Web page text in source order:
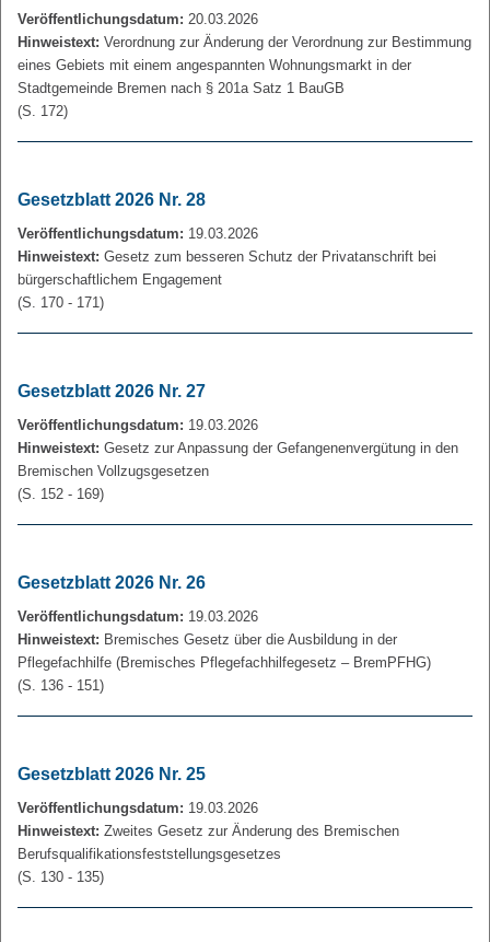
Veröffentlichungsdatum: 20.03.2026
Hinweistext: Verordnung zur Änderung der Verordnung zur Bestimmung
eines Gebiets mit einem angespannten Wohnungsmarkt in der
Stadtgemeinde Bremen nach § 201a Satz 1 BauGB
(S. 172)
Gesetzblatt 2026 Nr. 28
Veröffentlichungsdatum: 19.03.2026
Hinweistext: Gesetz zum besseren Schutz der Privatanschrift bei
bürgerschaftlichem Engagement
(S. 170 - 171)
Gesetzblatt 2026 Nr. 27
Veröffentlichungsdatum: 19.03.2026
Hinweistext: Gesetz zur Anpassung der Gefangenenvergütung in den
Bremischen Vollzugsgesetzen
(S. 152 - 169)
Gesetzblatt 2026 Nr. 26
Veröffentlichungsdatum: 19.03.2026
Hinweistext: Bremisches Gesetz über die Ausbildung in der
Pflegefachhilfe (Bremisches Pflegefachhilfegesetz – BremPFHG)
(S. 136 - 151)
Gesetzblatt 2026 Nr. 25
Veröffentlichungsdatum: 19.03.2026
Hinweistext: Zweites Gesetz zur Änderung des Bremischen
Berufsqualifikationsfeststellungsgesetzes
(S. 130 - 135)